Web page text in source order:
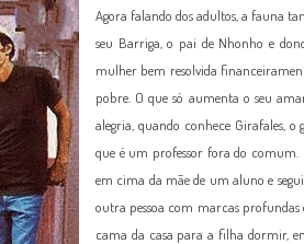
Agora falando dos adultos, a fauna
seu Barriga, o pai de Nhonho e
mulher bem resolvida
pobre. O que só aumenta o seu
alegria, quando conhece Girafales,
que é um professor fora do
em cima da mãe de um aluno e
outra pessoa com marcas profundas
cama da casa para a filha dormir,